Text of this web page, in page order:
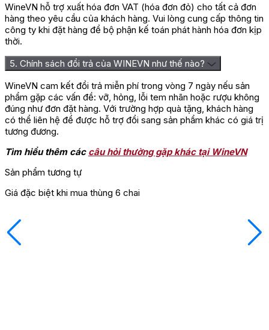
WineVN hỗ trợ xuất hóa đơn VAT (hóa đơn đỏ) cho tất cả đơn
hàng theo yêu cầu của khách hàng. Vui lòng cung cấp thông tin
công ty khi đặt hàng để bộ phận kế toán phát hành hóa đơn kịp
thời.
5. Chính sách đổi trả của WINEVN như thế nào?
WineVN cam kết đổi trả miễn phí trong vòng 7 ngày nếu sản
phẩm gặp các vấn đề: vỡ, hỏng, lỗi tem nhãn hoặc rượu không
đúng như đơn đặt hàng. Với trường hợp quà tặng, khách hàng
có thể liên hệ để được hỗ trợ đổi sang sản phẩm khác có giá trị
tương đương.
Tìm hiểu thêm các câu hỏi thường gặp khác tại WineVN
Sản phẩm tương tự
Giá đặc biệt khi mua thùng 6 chai